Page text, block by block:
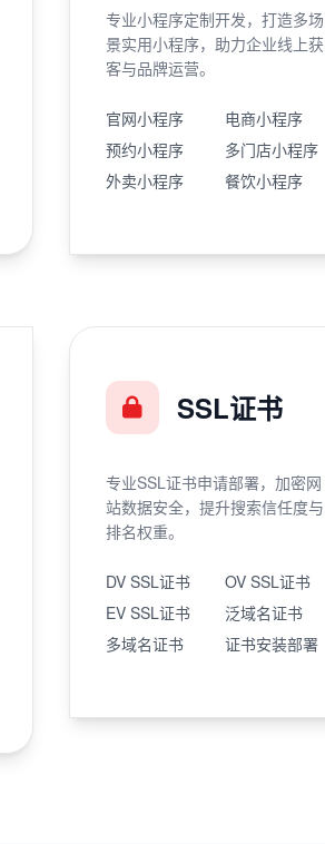
专业小程序定制开发，打造多场
景实用小程序，助力企业线上获
客与品牌运营。
官网小程序
电商小程序
预约小程序
多门店小程序
外卖小程序
餐饮小程序
SSL证书
专业SSL证书申请部署，加密网
站数据安全，提升搜索信任度与
排名权重。
DV SSL证书
OV SSL证书
EV SSL证书
泛域名证书
多域名证书
证书安装部署